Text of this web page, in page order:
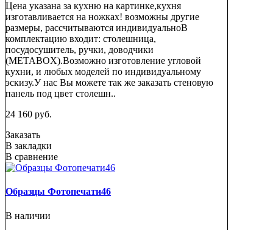
Цена указана за кухню на картинке,кухня
изготавливается на ножках! возможны другие
размеры, рассчитываются индивидуальноВ
комплектацию входит: столешница,
посудосушитель, ручки, доводчики
(METABOX).Возможно изготовление угловой
кухни, и любых моделей по индивидуальному
эскизу.У нас Вы можете так же заказать стеновую
панель под цвет столешн..
24 160 руб.
Заказать
В закладки
В сравнение
Образцы Фотопечати46
В наличии